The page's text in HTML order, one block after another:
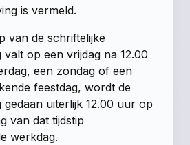
is vermeld.
van de schriftelijke
valt op een vrijdag na 12.00
een zondag of een
feestdag, wordt de
gedaan uiterlijk 12.00 uur op
van dat tijdstip
werkdag.